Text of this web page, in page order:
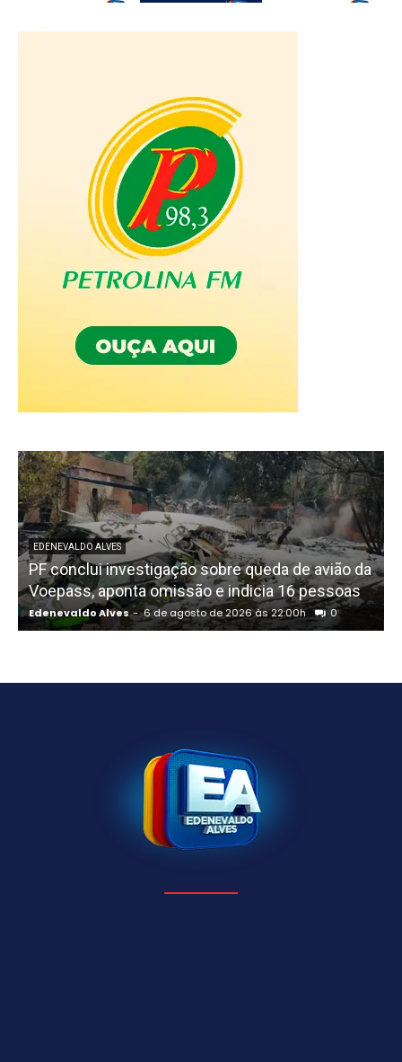
EDENEVALDO ALVES
PF conclui investigação sobre queda de avião da
Voepass, aponta omissão e indicia 16 pessoas
Edenevaldo Alves - 6 de agosto de 2026 às 22:00h 0